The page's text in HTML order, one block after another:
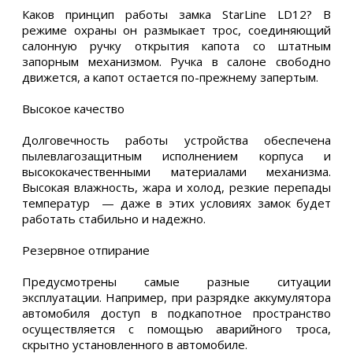
Каков принцип работы замка StarLine LD12? В
режиме охраны он размыкает трос, соединяющий
салонную ручку открытия капота со штатным
запорным механизмом. Ручка в салоне свободно
движется, а капот остается по-прежнему запертым.
Высокое качество
Долговечность работы устройства обеспечена
пылевлагозащитным исполнением корпуса и
высококачественными материалами механизма.
Высокая влажность, жара и холод, резкие перепады
температур — даже в этих условиях замок будет
работать стабильно и надежно.
Резервное отпирание
Предусмотрены самые разные ситуации
эксплуатации. Например, при разрядке аккумулятора
автомобиля доступ в подкапотное пространство
осуществляется с помощью аварийного троса,
скрытно установленного в автомобиле.